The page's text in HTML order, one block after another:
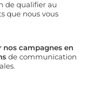
de qualifier au
que nous vous
nos campagnes en
de communication